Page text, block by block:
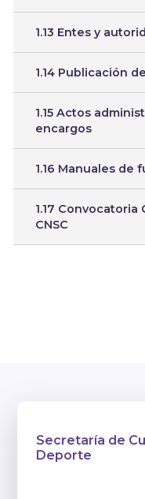
1.13 Entes y
1.14 Publicación
1.15 Actos
encargos
1.16 Manuales de
1.17
CNSC
Secretaría de
Deporte